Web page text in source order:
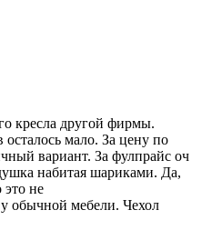
кресла другой фирмы.
мало. За цену по
вариант. За фулпрайс оч
набитая шариками. Да,
не
обычной мебели. Чехол